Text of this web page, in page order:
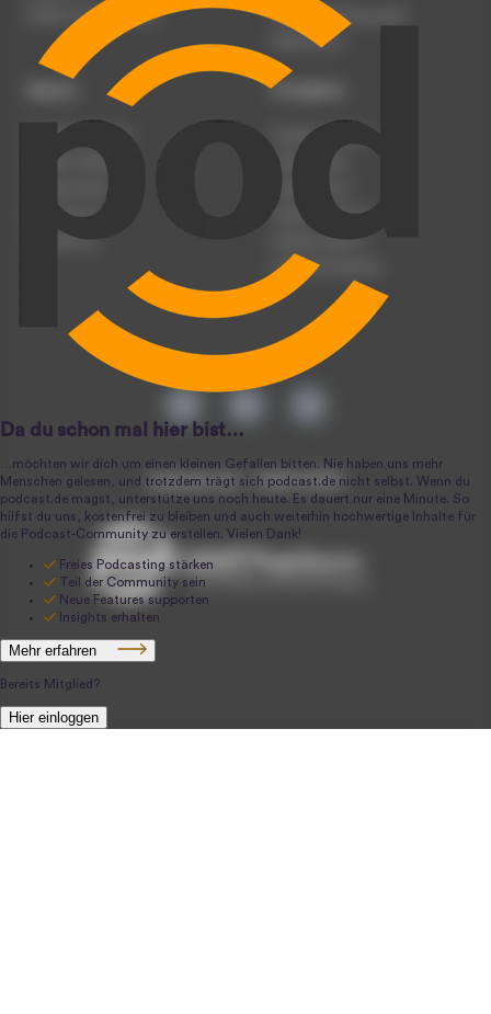
Werben auf podcast.de
Nutzungsbedingungen
Datenschutz
Podcast anmelden
Podcast hochladen
Podcast-Events
Registrierung
Anmeldung
Produkte
Podcast-Beratung
Podcast-Jobs
Podcast-Push
Podcast-Werbung
Podcast-Agentur
Podcast-Produktion
podcast.de ~ 2004-2026